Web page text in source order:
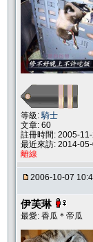
等級:騎士
文章: 60
註冊時間: 2005-
最近來訪: 2014-
離線
2006-10-07
伊芙琳
最愛: 香瓜＊帝瓜